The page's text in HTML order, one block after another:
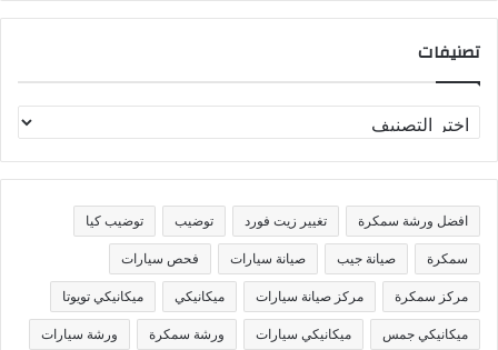
تصنيفات
ص
ن
ف
ا
افضل ورشة سمكرة تغيير زيت فورد توضيب توضيب كيا
سمكرة صيانة جيب صيانة سيارات فحص سيارات
مركز سمكرة مركز صيانة سيارات ميكانيكي ميكانيكي تويوتا
ميكانيكي جمس ميكانيكي سيارات ورشة سمكرة ورشة سيارات